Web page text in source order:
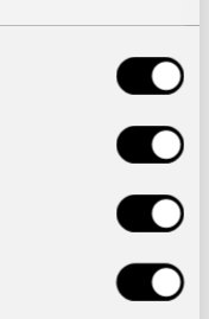
VANAF 698.000